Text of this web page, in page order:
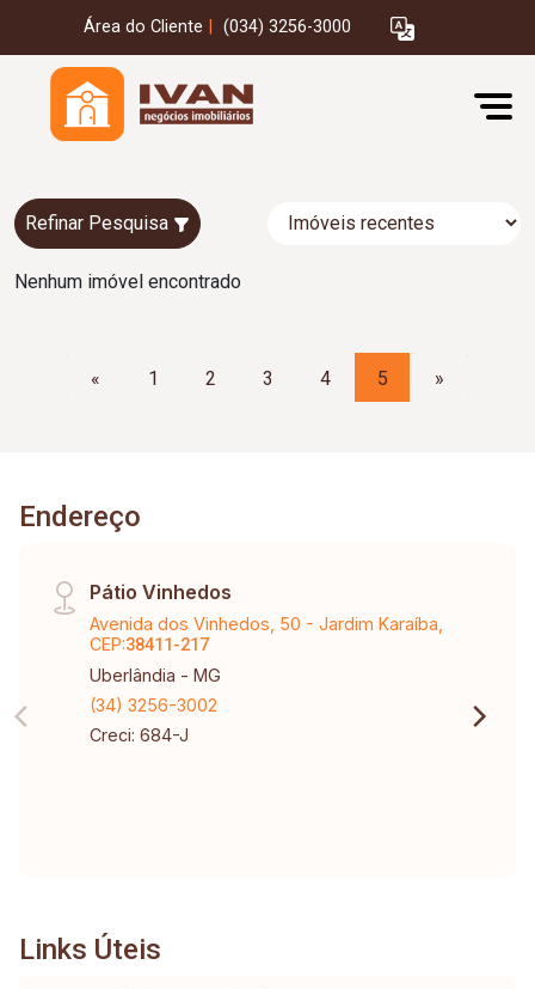
Área do Cliente (034) 3256-3000
Refinar Pesquisa
Nenhum imóvel encontrado
« 1 2 3 4 5 »
Endereço
Pátio Vinhedos
Avenida dos Vinhedos, 50 - Jardim Karaíba,
CEP:38411-217
Uberlândia - MG
(34) 3256-3002
Creci: 684-J
Links Úteis